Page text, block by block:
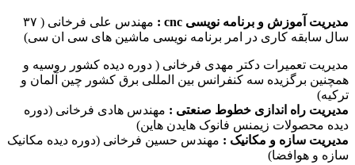
مدیریت آموزش و برنامه نویسی cnc :
مهندس علی فرخانی ( ۳۷
سال سابقه کاری در امر برنامه نویسی ماشین های سی ان سی)
مدیریت تعمیرات دکتر مهدی فرخانی ( دوره دیده کشور روسیه و
همچنین برگزیده سه کنفرانس بین المللی برق کشور چین آلمان و
ترکیه)
مدیریت راه اندازی خطوط صنعتی : مهندس هادی فرخانی (دوره
دیده محصولات زیمنس فانوک هایدن هاین)
مدیریت سازه و مکانیک : مهندس حسین فرخانی (دوره دیده مکانیک
سازه و هوافضا)